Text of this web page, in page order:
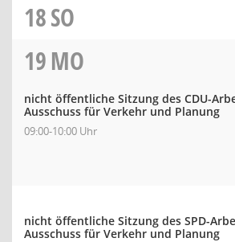
18SO
19MO
nicht öffentliche Sitzung des CDU-
Ausschuss für Verkehr und Planung
09:00-10:00 Uhr
nicht öffentliche Sitzung des SPD-
Ausschuss für Verkehr und Planung